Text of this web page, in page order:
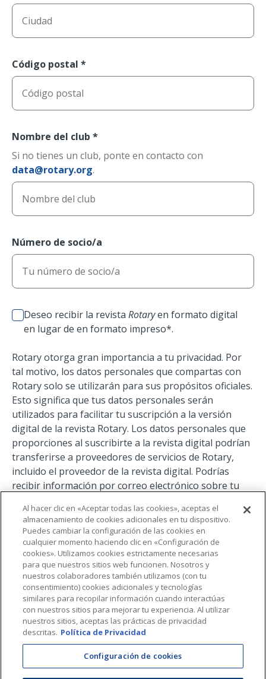
Código postal *
Nombre del club *
Si no tienes un club, ponte en contacto con
data@rotary.org.
Número de socio/a
Deseo recibir la revista Rotaryen formato digital
en lugar de en formato impreso*.
Rotary otorga gran importancia a tu privacidad. Por
tal motivo, los datos personales que compartas con
Rotary solo se utilizarán para sus propósitos oficiales.
Esto significa que tus datos personales serán
utilizados para facilitar tu suscripción a la versión
digital de la revista Rotary. Los datos personales que
proporciones al suscribirte a la revista digital podrían
transferirse a proveedores de servicios de Rotary,
incluido el proveedor de la revista digital. Podrías
recibir información por correo electrónico sobre tu
información personal recopilada está sujeta a la
Política de privacidad de Rotary. Si tienes alguna
consulta sobre el uso de tus datos personales, puedes
comunicarse con el Departamento de Procesamiento
de Datos endata@rotary.org.
Al hacer clic en «Aceptar todas las cookies», aceptas el
almacenamiento de cookies adicionales en tu dispositivo.
Puedes cambiar la configuración de las cookies en
cualquier momento haciendo clic en «Configuración de
cookies». Utilizamos cookies estrictamente necesarias
para que nuestros sitios web funcionen. Nosotros y
nuestros colaboradores también utilizamos (con tu
consentimiento) cookies adicionales y tecnologías
similares para recopilar información cuando interactúas
con nuestros sitios para mejorar tu experiencia. Al utilizar
nuestros sitios, aceptas las prácticas de privacidad
descritas. Política de Privacidad
Configuración de cookies